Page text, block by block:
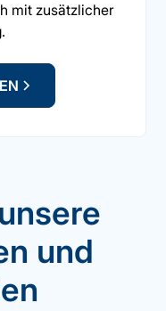
mit zusätzlicher
und